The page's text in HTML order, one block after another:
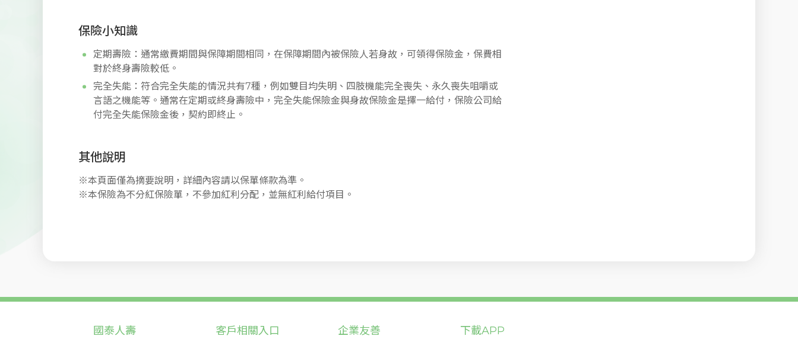
保險小知識
定期壽險：通常繳費期間與保障期間相同，在保障期間內被保險人若身故，可領得保險金，保費相
對於終身壽險較低。
完全失能：符合完全失能的情況共有7種，例如雙目均失明、四肢機能完全喪失、永久喪失咀嚼或
言語之機能等。通常在定期或終身壽險中，完全失能保險金與身故保險金是擇一給付，保險公司給
付完全失能保險金後，契約即終止。
其他說明
※本頁面僅為摘要說明，詳細內容請以保單條款為準。
※本保險為不分紅保險單，不參加紅利分配，並無紅利給付項目。
國泰人壽 客戶相關入口 企業友善 下載APP